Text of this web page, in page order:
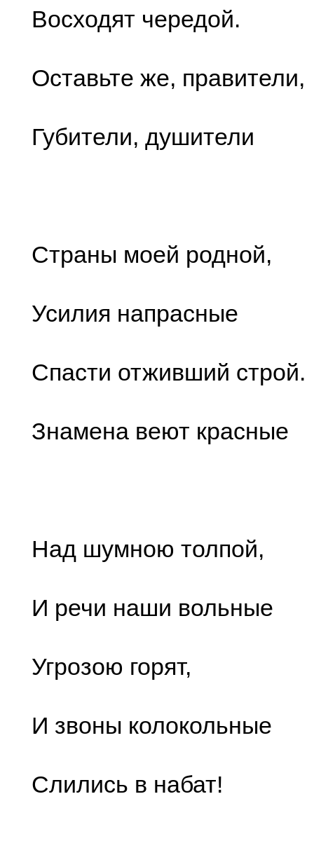
Восходят чередой.
Оставьте же, правители,
Губители, душители
Страны моей родной,
Усилия напрасные
Спасти отживший строй.
Знамена веют красные
Над шумною толпой,
И речи наши вольные
Угрозою горят,
И звоны колокольные
Слились в набат!